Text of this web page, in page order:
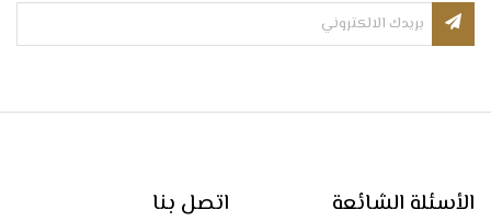
اتصل بنا الأسئلة الشائعة